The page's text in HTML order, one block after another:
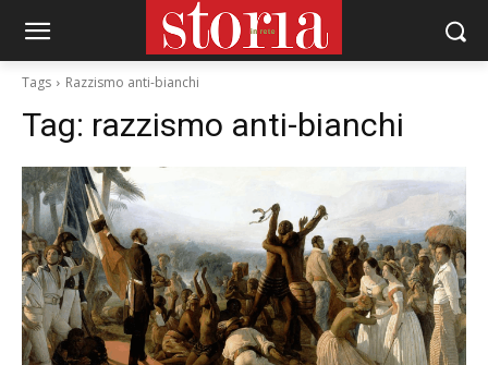
Tags Razzismo anti-bianchi
Tag: razzismo anti-bianchi